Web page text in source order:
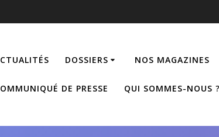
DOSSIERS NOS MAGAZINES
DE PRESSE QUI SOMMES-NOUS ?